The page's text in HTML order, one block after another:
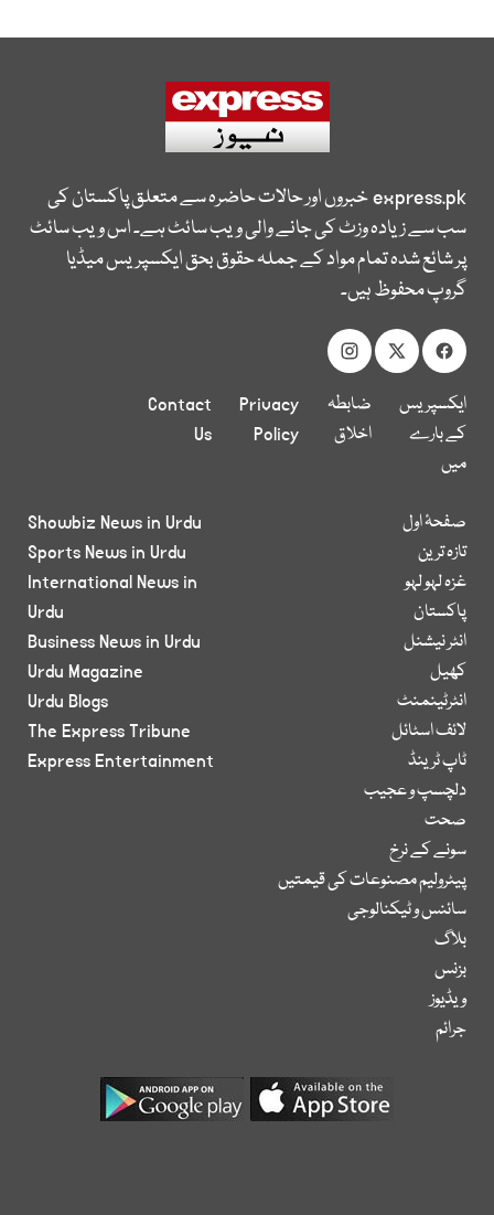
express.pkخبروں اور حالات حاضرہ سے متعلق پاکستان کی
سب سے زیادہ وزٹ کی جانے والی ویب سائٹ ہے۔ اس ویب سائٹ
پر شائع شدہ تمام مواد کے جملہ حقوق بحق ایکسپریس میڈیا
گروپ محفوظ ہیں۔
ایکسپریس
کے بارے
میں
ضابطہ
اخلاق
Privacy
Policy
Contact
Us
صفحۂ اول
تازہ ترین
غزہ لہو لہو
پاکستان
انٹر نیشنل
کھیل
انٹرٹینمنٹ
لائف اسٹائل
ٹاپ ٹرینڈ
دلچسپ و عجیب
صحت
سونے کے نرخ
پیٹرولیم مصنوعات کی قیمتیں
سائنس و ٹیکنالوجی
بلاگ
بزنس
ویڈیوز
جرائم
Showbiz News in Urdu
Sports News in Urdu
International News in
Urdu
Business News in Urdu
Urdu Magazine
Urdu Blogs
The Express Tribune
Express Entertainment